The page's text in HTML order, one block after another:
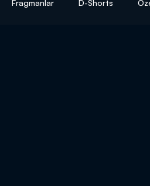
Fragmanlar D-Shorts